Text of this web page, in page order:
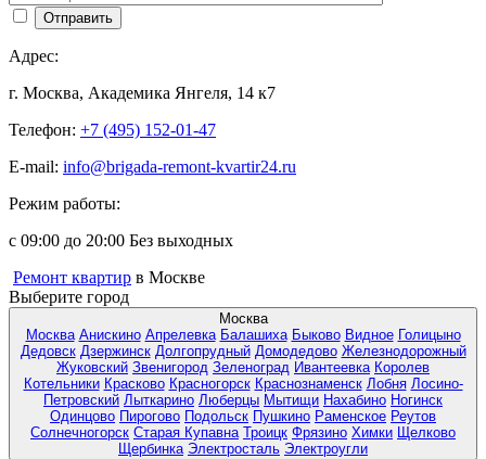
Адрес:
г. Москва, Академика Янгеля, 14 к7
Телефон: +7 (495) 152-01-47
E-mail: info@brigada-remont-kvartir24.ru
Режим работы:
с 09:00 до 20:00 Без выходных
Ремонт квартир в Москве
Выберите город
Москва
Москва Анискино Апрелевка Балашиха Быково Видное Голицыно
Дедовск Дзержинск Долгопрудный Домодедово Железнодорожный
Жуковский Звенигород Зеленоград Ивантеевка Королев
Котельники Красково Красногорск Краснознаменск Лобня Лосино-
Петровский Лыткарино Люберцы Мытищи Нахабино Ногинск
Одинцово Пирогово Подольск Пушкино Раменское Реутов
Солнечногорск Старая Купавна Троицк Фрязино Химки Щелково
Щербинка Электросталь Электроугли